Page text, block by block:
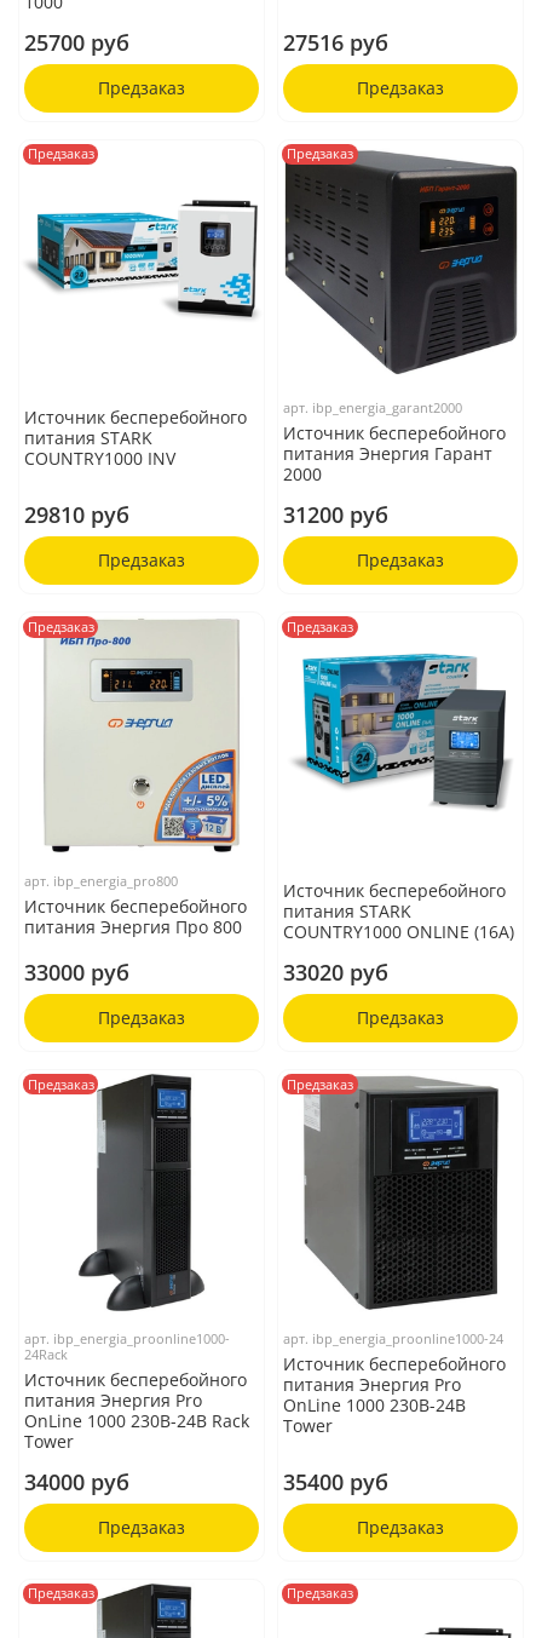
25700 руб
Предзаказ
27516 руб
Предзаказ
Предзаказ
Источник бесперебойного
питания STARK
COUNTRY1000 INV
29810 руб
Предзаказ
Предзаказ
арт. ibp_energia_garant2000
Источник бесперебойного
питания Энергия Гарант
2000
31200 руб
Предзаказ
Предзаказ
арт. ibp_energia_pro800
Источник бесперебойного
питания Энергия Про 800
33000 руб
Предзаказ
Предзаказ
Источник бесперебойного
питания STARK
COUNTRY1000 ONLINE (16A)
33020 руб
Предзаказ
Предзаказ
арт. ibp_energia_proonline1000-
24Rack
Источник бесперебойного
питания Энергия Pro
OnLine 1000 230В-24В Rack
Tower
34000 руб
Предзаказ
Предзаказ
арт. ibp_energia_proonline1000-24
Источник бесперебойного
питания Энергия Pro
OnLine 1000 230В-24В
Tower
35400 руб
Предзаказ
Предзаказ Предзаказ